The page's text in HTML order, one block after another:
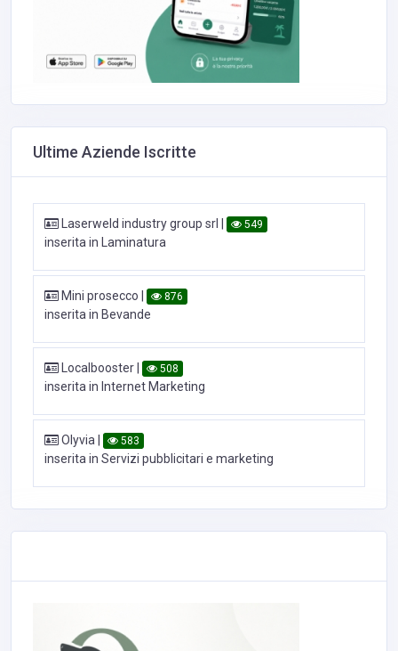
Ultime Aziende Iscritte
Laserweld industry group srl 549
inserita in Laminatura
Mini prosecco 876
inserita in Bevande
Localbooster 508
inserita in Internet Marketing
Olyvia 583
inserita in Servizi pubblicitari e marketing